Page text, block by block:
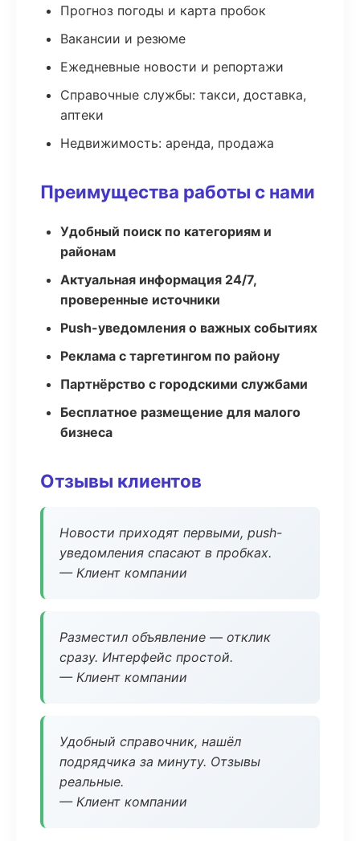
Прогноз погоды и карта пробок
Вакансии и резюме
Ежедневные новости и репортажи
Справочные службы: такси, доставка,
аптеки
Недвижимость: аренда, продажа
Преимущества работы с нами
Удобный поиск по категориям и
районам
Актуальная информация 24/7,
проверенные источники
Push-уведомления о важных событиях
Реклама с таргетингом по району
Партнёрство с городскими службами
Бесплатное размещение для малого
бизнеса
Отзывы клиентов
Новости приходят первыми, push-
уведомления спасают в пробках.
— Клиент компании
Разместил объявление — отклик
сразу. Интерфейс простой.
— Клиент компании
Удобный справочник, нашёл
подрядчика за минуту. Отзывы
реальные.
— Клиент компании